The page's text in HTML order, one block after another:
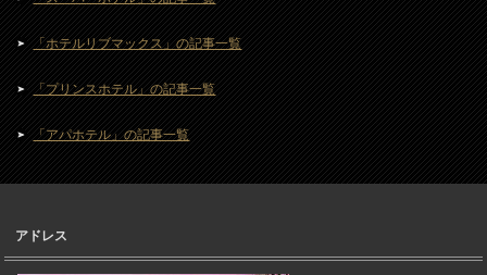
「ホテルリブマックス」の記事一覧
「プリンスホテル」の記事一覧
「アパホテル」の記事一覧
アドレス